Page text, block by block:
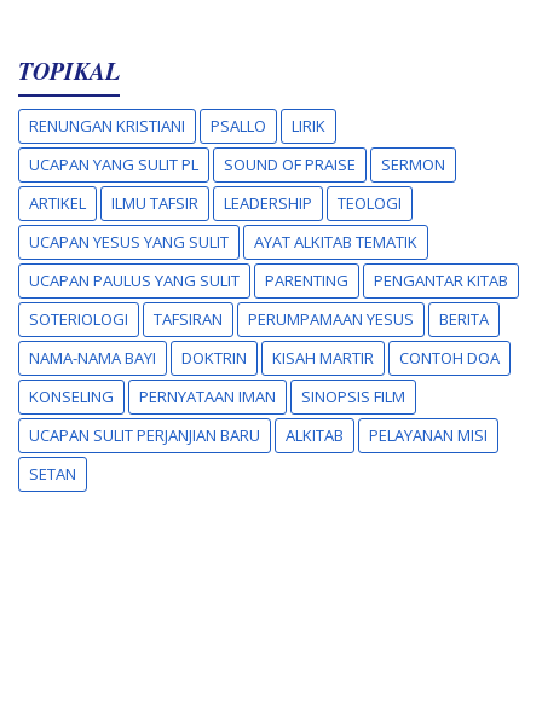
TOPIKAL
RENUNGAN KRISTIANI PSALLO
LIRIK
UCAPAN YANG SULIT PL
SOUND OF PRAISE
SERMON
ARTIKEL
ILMU TAFSIR LEADERSHIP
TEOLOGI
UCAPAN YESUS YANG SULIT
AYAT ALKITAB TEMATIK
UCAPAN PAULUS YANG SULIT
PARENTING
PENGANTAR KITAB
SOTERIOLOGI
TAFSIRAN PERUMPAMAAN YESUS
BERITA
NAMA-NAMA BAYI
DOKTRIN KISAH MARTIR
CONTOH DOA
KONSELING
PERNYATAAN IMAN
SINOPSIS FILM
UCAPAN SULIT PERJANJIAN BARU
ALKITAB
PELAYANAN MISI
SETAN